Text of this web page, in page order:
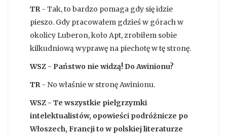
TR- Tak, to bardzo pomaga gdy się idzie
pieszo. Gdy pracowałem gdzieś w górach w
okolicy Luberon, koło Apt, zrobiłem sobie
kilkudniową wyprawę na piechotę w tę stronę.
WSZ - Państwo nie widzą! Do Awinionu?
TR- No właśnie w stronę Awinionu.
WSZ - Te wszystkie pielgrzymki
intelektualistów, opowieści podróżnicze po
Włoszech, Francji to w polskiej literaturze